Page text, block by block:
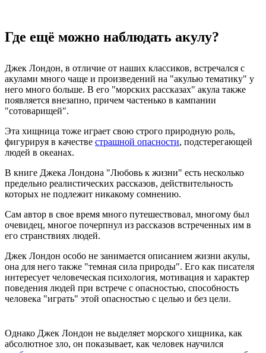
Где ещё можно наблюдать акулу?
Джек Лондон, в отличие от наших классиков, встречался с
акулами много чаще и произведений на "акулью тематику" у
него много больше. В его "морских рассказах" акула также
появляется внезапно, причем частенько в кампании
"сотоварищей".
Эта хищница тоже играет свою строго природную роль,
фигурируя в качестве страшной опасности, подстерегающей
людей в океанах.
В книге Джека Лондона "Любовь к жизни" есть несколько
предельно реалистических рассказов, действительность
которых не подлежит никакому сомнению.
Сам автор в свое время много путешествовал, многому был
очевидец, многое почерпнул из рассказов встреченных им в
его странствиях людей.
Джек Лондон особо не занимается описанием жизни акулы,
она для него также "темная сила природы". Его как писателя
интересует человеческая психология, мотивация и характер
поведения людей при встрече с опасностью, способность
человека "играть" этой опасностью с целью и без цели.
Однако Джек Лондон не выделяет морского хищника, как
абсолютное зло, он показывает, как человек научился